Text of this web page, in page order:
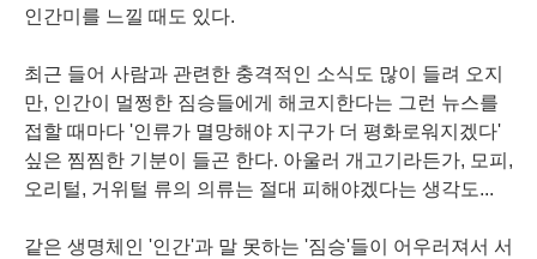
인간미를 느낄 때도 있다.
최근 들어 사람과 관련한 충격적인 소식도 많이 들려 오지
만, 인간이 멀쩡한 짐승들에게 해코지한다는 그런 뉴스를
접할 때마다 '인류가 멸망해야 지구가 더 평화로워지겠다'
싶은 찜찜한 기분이 들곤 한다. 아울러 개고기라든가, 모피,
오리털, 거위털 류의 의류는 절대 피해야겠다는 생각도...
같은 생명체인 '인간'과 말 못하는 '짐승'들이 어우러져서 서